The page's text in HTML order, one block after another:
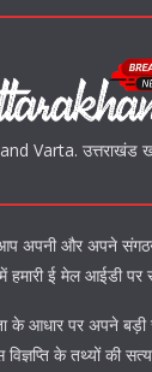
Varta. उत्तराखंड
अपनी और अपने
हमारी ई मेल आईडी
के आधार पर अपने बड़ी
के तथ्यों की